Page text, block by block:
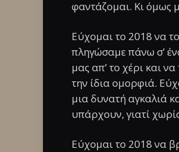
φαντάζομαι. Κι όμως
Εύχομαι το 2018 να
πληγώσαμε πάνω σ’
μας απ’ το χέρι και
την ίδια ομορφιά.
μια δυνατή αγκαλιά
υπάρχουν, γιατί
Εύχομαι το 2018 να